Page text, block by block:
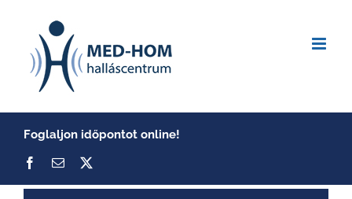
content
Foglaljon időpontot online!